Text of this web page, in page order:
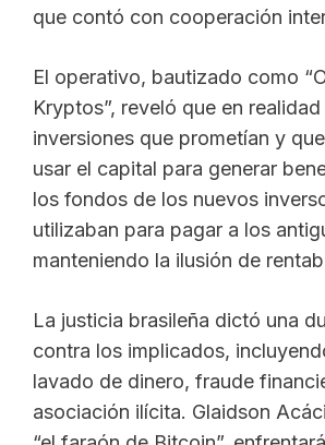
que contó con cooperación
El operativo, bautizado como
Kryptos”, reveló que en
inversiones que prometían y
usar el capital para generar
los fondos de los nuevos
utilizaban para pagar a los
manteniendo la ilusión de
La justicia brasileña dictó una
contra los implicados,
lavado de dinero, fraude
asociación ilícita. Glaidson